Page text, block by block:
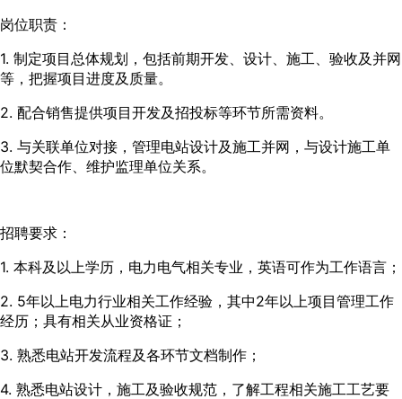
岗位职责：
1. 制定项目总体规划，包括前期开发、设计、施工、验收及并网
等，把握项目进度及质量。
2. 配合销售提供项目开发及招投标等环节所需资料。
3. 与关联单位对接，管理电站设计及施工并网，与设计施工单
位默契合作、维护监理单位关系。
招聘要求：
1. 本科及以上学历，电力电气相关专业，英语可作为工作语言；
2. 5年以上电力行业相关工作经验，其中2年以上项目管理工作
经历；具有相关从业资格证；
3. 熟悉电站开发流程及各环节文档制作；
4. 熟悉电站设计，施工及验收规范，了解工程相关施工工艺要